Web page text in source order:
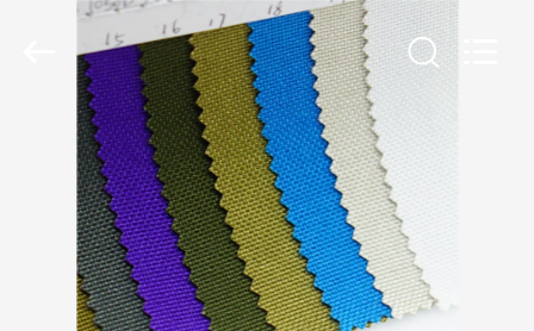
ДОМ
ПРОДУКТЫ